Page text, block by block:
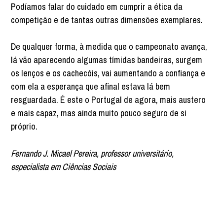
Podíamos falar do cuidado em cumprir a ética da
competição e de tantas outras dimensões exemplares.
De qualquer forma, à medida que o campeonato avança,
lá vão aparecendo algumas tímidas bandeiras, surgem
os lenços e os cachecóis, vai aumentando a confiança e
com ela a esperança que afinal estava lá bem
resguardada. É este o Portugal de agora, mais austero
e mais capaz, mas ainda muito pouco seguro de si
próprio.
Fernando J. Micael Pereira, professor universitário,
especialista em Ciências Sociais